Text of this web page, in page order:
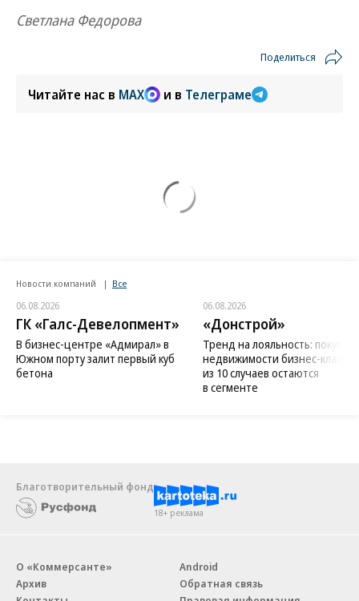
Светлана Федорова
Поделиться
Читайте нас в MAX и в Телеграме
Новости компаний Все
06.08.2026
ГК «Галс-Девелопмент»
В бизнес-центре «Адмирал» в
Южном порту залит первый куб
бетона
06.08.2026
«Донстрой»
Тренд на лояльность:
недвижимости бизнес-класса
из 10 случаев остаются
в сегменте
Благотворительный фонд
18+ реклама
О «Коммерсанте»
Архив
Android
Обратная связь